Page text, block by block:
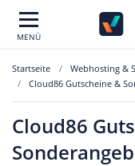
MENÜ
Startseite
Webhosting &
Cloud86 Gutscheine &
Cloud86